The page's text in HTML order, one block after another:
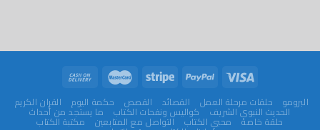
البرومو حلقات مرحلة العمل القصائد القصص حكمة اليوم القران الكريم
الحديث النبوي الشريف كواليس ونفحات الكتاب ما يستجد من أحداث
حلقة خاصة محبي الكتاب التواصل مع المتابعين مكتبة الكتاب